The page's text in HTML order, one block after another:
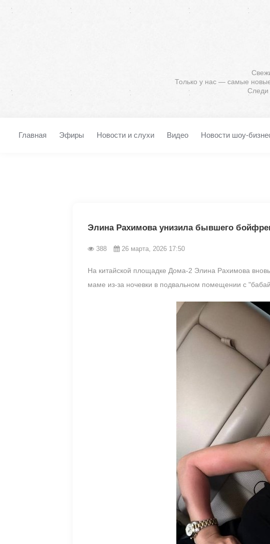
Только у нас — самые
Следи
Главная Эфиры Новости и слухи Видео Новости шоу-
Элина Рахимова унизила бывшего
388 26 марта, 2026 17:50
На китайской площадке Дома-2 Элина Рахимова
маме из-за ночевки в подвальном помещении с